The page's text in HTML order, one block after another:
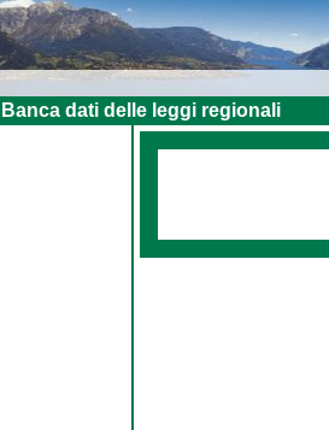
Banca dati delle leggi regionali